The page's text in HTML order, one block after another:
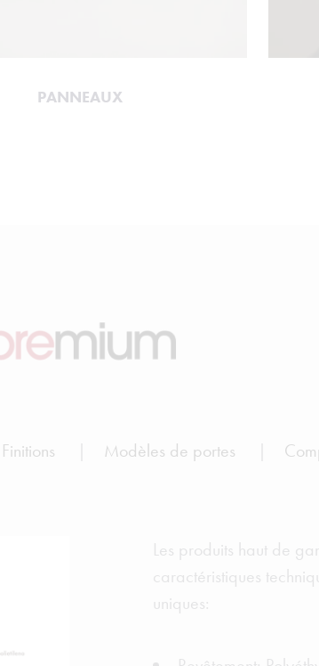
PANNEAUX
Finitions Modèles de portes
Les produits haut de
caractéristiques
uniques: